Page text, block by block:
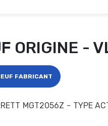
ORIGINE -
FABRICANT
MGT2056Z - TYPE